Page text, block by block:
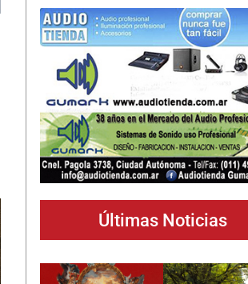
Últimas Noticias